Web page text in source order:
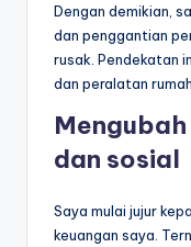
Dengan demikian,
dan penggantian
rusak. Pendekatan
dan peralatan
dan sosial
Saya mulai jujur
keuangan saya.